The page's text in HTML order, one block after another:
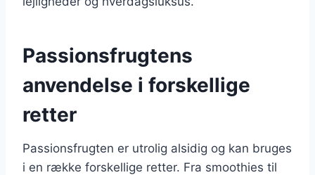
Passionsfrugtens
anvendelse i forskellige
retter
Passionsfrugten er utrolig alsidig og kan bruges
i en række forskellige retter. Fra smoothies til